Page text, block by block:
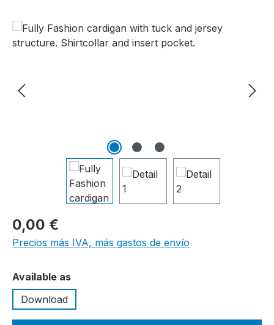
Omitir galería de imágenes
0,00 €
Precios más IVA, más gastos de envío
Seleccione
Available as
Download